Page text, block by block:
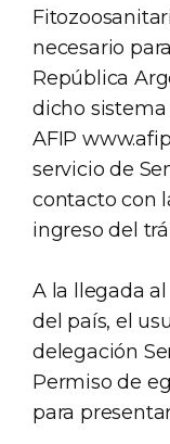
necesario
República
dicho
AFIP
servicio de
contacto con
ingreso del
A la llegada
del país, el
delegación
Permiso de
para